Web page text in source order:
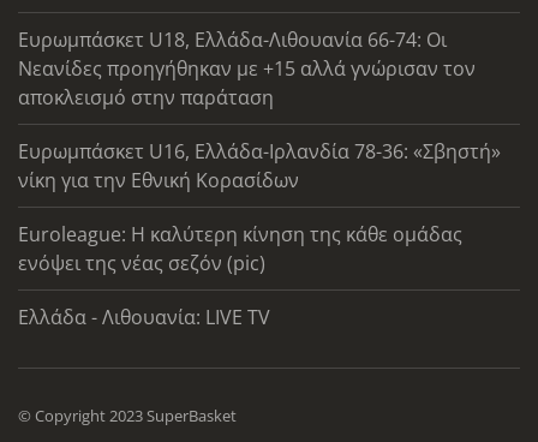
Ευρωμπάσκετ U18, Ελλάδα-Λιθουανία 66-74: Οι
Νεανίδες προηγήθηκαν με +15 αλλά γνώρισαν τον
αποκλεισμό στην παράταση
Ευρωμπάσκετ U16, Ελλάδα-Ιρλανδία 78-36: «Σβηστή»
νίκη για την Εθνική Κορασίδων
Euroleague: Η καλύτερη κίνηση της κάθε ομάδας
ενόψει της νέας σεζόν (pic)
Ελλάδα - Λιθουανία: LIVE TV
© Copyright 2023 SuperBasket